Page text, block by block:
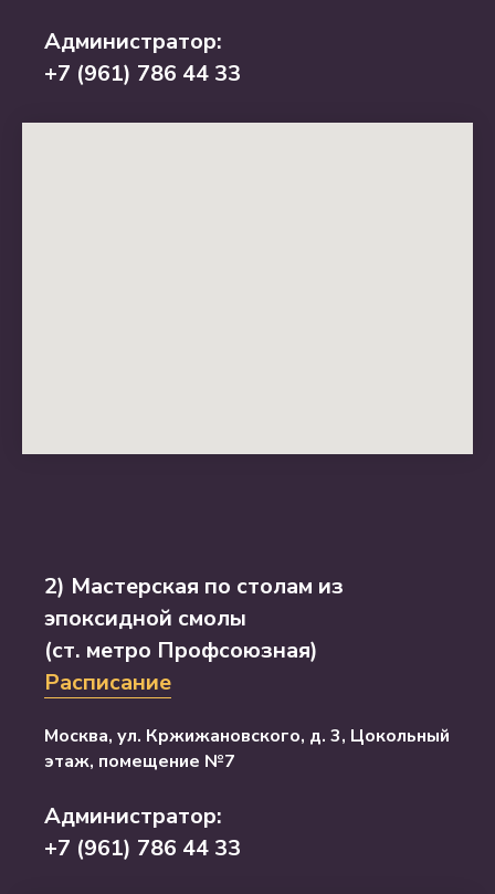
Администратор:
+7 (961) 786 44 33
2) Мастерская по столам из
эпоксидной смолы
(ст. метро Профсоюзная)
Расписание
Москва, ул. Кржижановского, д. 3, Цокольный
этаж, помещение №7
Администратор:
+7 (961) 786 44 33